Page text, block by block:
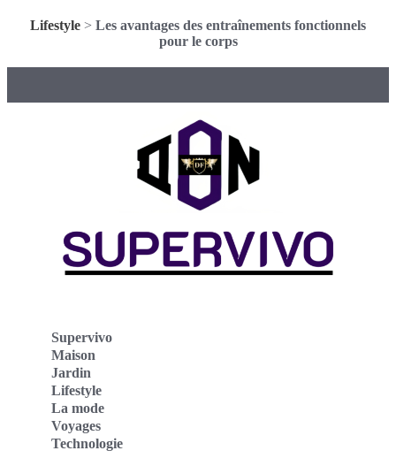
Lifestyle > Les avantages des entraînements fonctionnels
pour le corps
Supervivo
Maison
Jardin
Lifestyle
La mode
Voyages
Technologie